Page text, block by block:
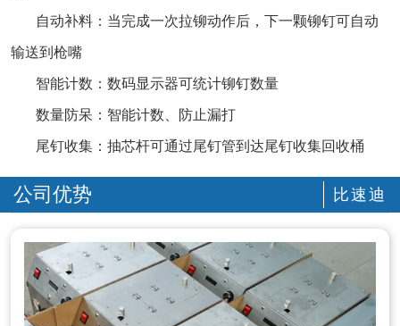
自动补料：当完成一次拉铆动作后，下一颗铆钉可自动
输送到枪嘴
智能计数：数码显示器可统计铆钉数量
数量防呆：智能计数、防止漏打
尾钉收集：抽芯杆可通过尾钉管到达尾钉收集回收桶
公司优势 比速迪